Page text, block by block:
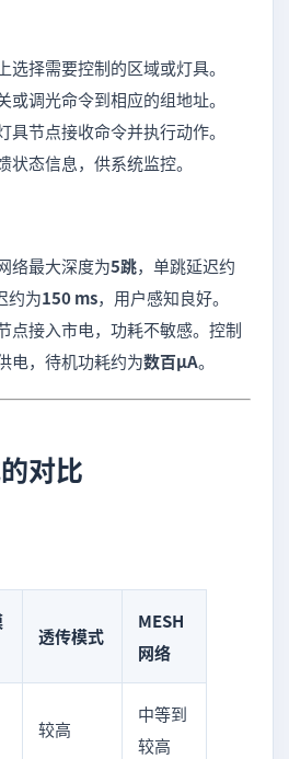
选择需要控制的区域或灯具。
或调光命令到相应的组地址。
具节点接收命令并执行动作。
状态信息，供系统监控。
络最大深度为5跳，单跳延迟约
约为150 ms，用户感知良好。
点接入市电，功耗不敏感。控制
电，待机功耗约为数百μA。
对比
透传模式
MESH
网络
较高
中等到
较高